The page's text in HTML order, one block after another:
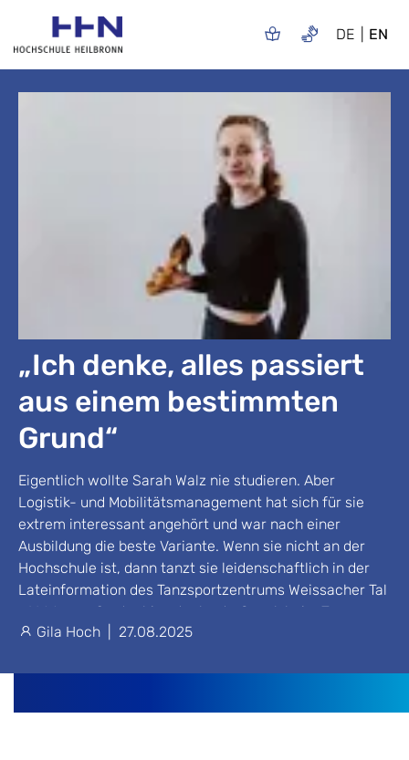
DE EN
„Ich denke, alles passiert
aus einem bestimmten
Grund“
Eigentlich wollte Sarah Walz nie studieren. Aber
Logistik- und Mobilitätsmanagement hat sich für sie
extrem interessant angehört und war nach einer
Ausbildung die beste Variante. Wenn sie nicht an der
Hochschule ist, dann tanzt sie leidenschaftlich in der
Lateinformation des Tanzsportzentrums Weissacher Tal
e.V. Warum Quetschies der beste Snack beim Tanzen
sind und was eine Kaffeemühle beim Tanzen ist, verräte
Gila Hoch 27.08.2025